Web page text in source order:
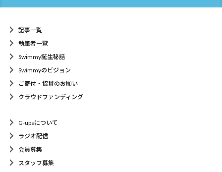
記事一覧
執筆者一覧
Swimmy誕生秘話
Swimmyのビジョン
ご寄付・協賛のお願い
クラウドファンディング
G-upsについて
ラジオ配信
会員募集
スタッフ募集